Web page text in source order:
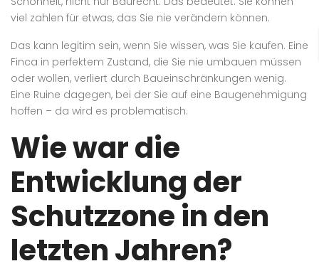
viel zahlen für etwas, das Sie nie verändern können.
Das kann legitim sein, wenn Sie wissen, was Sie kaufen. Eine
Finca in perfektem Zustand, die Sie nie umbauen müssen
oder wollen, verliert durch Baueinschränkungen wenig.
Eine Ruine dagegen, bei der Sie auf eine Baugenehmigung
hoffen – da wird es problematisch.
Wie war die
Entwicklung der
Schutzzone in den
letzten Jahren?